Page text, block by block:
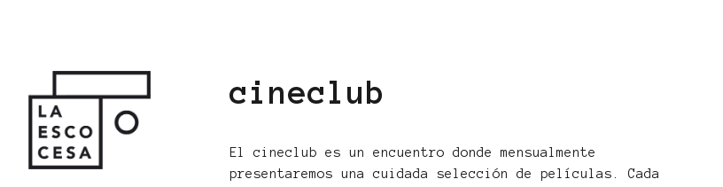
cineclub
El cineclub es un encuentro donde mensualmente
presentaremos una cuidada selección de películas. Cada